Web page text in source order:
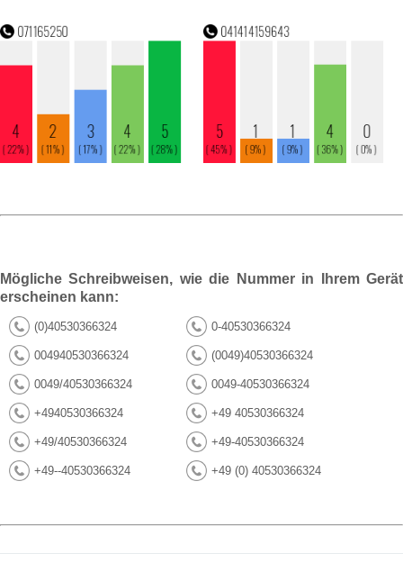
Mögliche Schreibweisen, wie die Nummer in Ihrem Gerät
erscheinen kann:
(0)40530366324 0-40530366324
004940530366324 (0049)40530366324
0049/40530366324 0049-40530366324
+4940530366324 +49 40530366324
+49/40530366324 +49-40530366324
+49--40530366324 +49 (0) 40530366324